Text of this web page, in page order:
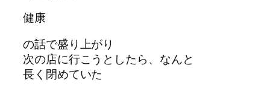
健康
の話で盛り上がり
次の店に行こうとしたら、なんと
長く閉めていた